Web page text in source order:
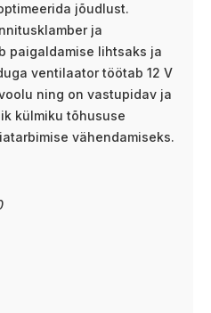
jõudlust.
ja
paigaldamise lihtsaks ja
ventilaator töötab 12 V
ning on vastupidav ja
külmiku tõhususe
vähendamiseks.